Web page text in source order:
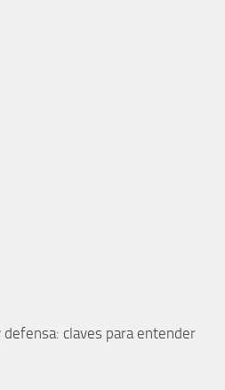
defensa: claves para entender